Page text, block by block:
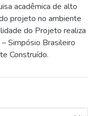
acadêmica de alto
projeto no ambiente
do Projeto realiza
Simpósio Brasileiro
Construído.